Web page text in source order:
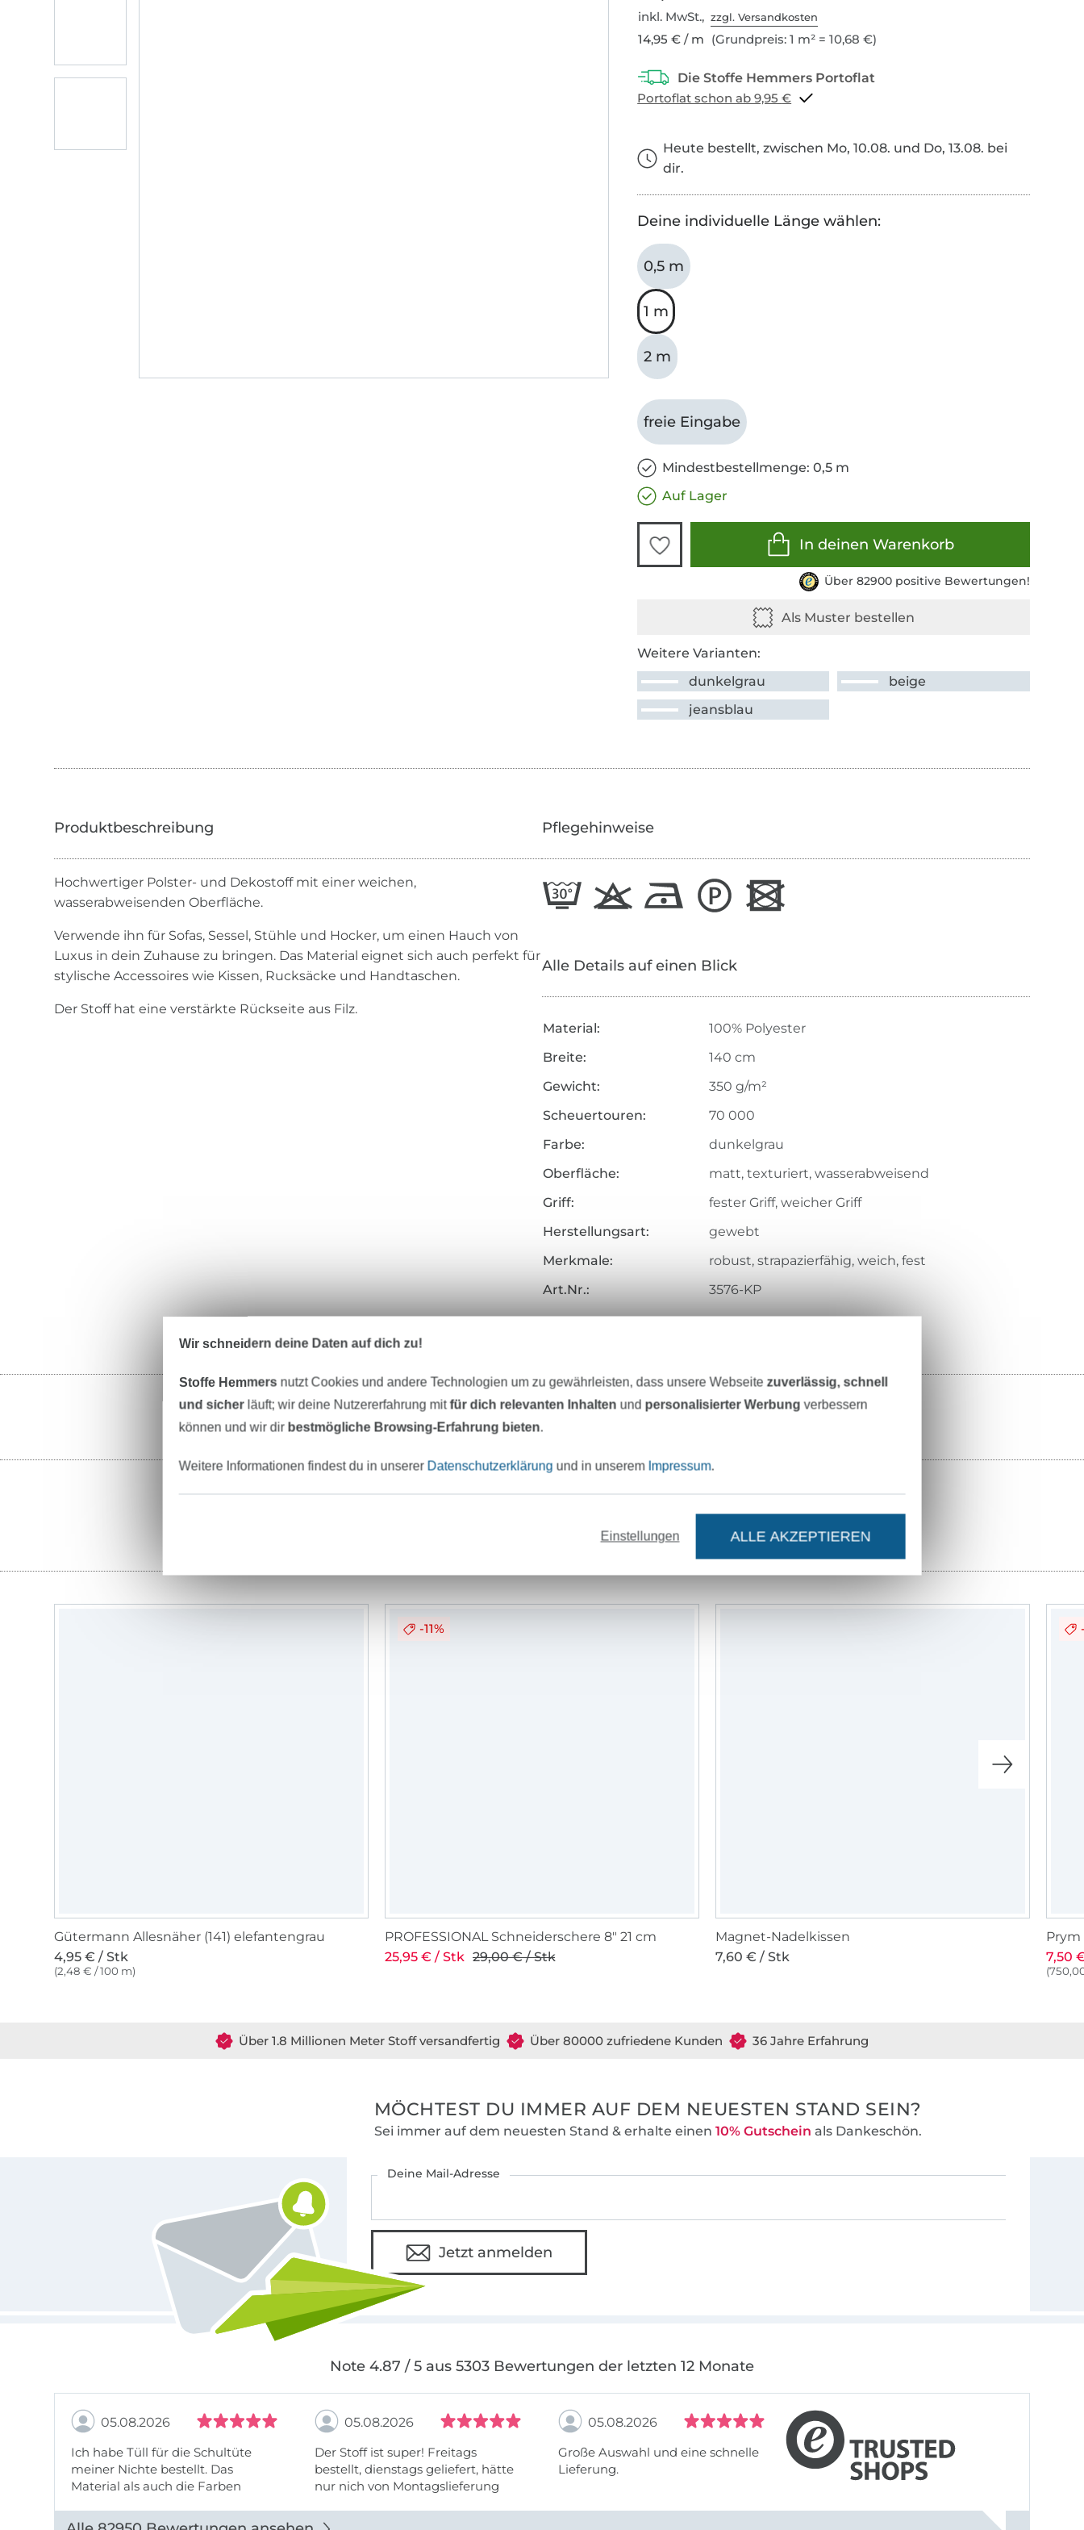
inkl. MwSt.,zzgl. Versandkosten
14,95 € / m (Grundpreis: 1 m² = 10,68 €)
Portoflat schon ab 9,95 €
Heute bestellt, zwischen Mo, 10.08. und Do, 13.08. bei
dir.
Deine individuelle Länge wählen:
0,5 m
1 m
2 m
freie Eingabe
Mindestbestellmenge: 0,5 m
Auf Lager
In deinen Warenkorb
Über 82900 positive Bewertungen!
Weitere Varianten:
dunkelgrau
beige
jeansblau
Hochwertiger Polster- und Dekostoff mit einer weichen,
wasserabweisenden Oberfläche.
Verwende ihn für Sofas, Sessel, Stühle und Hocker, um einen Hauch von
Luxus in dein Zuhause zu bringen. Das Material eignet sich auch perfekt für
stylische Accessoires wie Kissen, Rucksäcke und Handtaschen.
Der Stoff hat eine verstärkte Rückseite aus Filz.
Pflegehinweise
Alle Details auf einen Blick
Material:
100% Polyester
Breite:
140 cm
Gewicht:
350 g/m²
Scheuertouren:
70 000
Farbe:
dunkelgrau
Oberfläche:
matt, texturiert, wasserabweisend
Griff:
fester Griff, weicher Griff
Herstellungsart:
gewebt
Merkmale:
robust, strapazierfähig, weich, fest
Art.Nr.:
3576-KP
Unser Tipp: Das passt dazu
Schnittmuster
Gütermann Allesnäher (141) elefantengrau
4,95 € / Stk
(2,48 € / 100 m)
-11%
PROFESSIONAL Schneiderschere 8" 21 cm
25,95 € / Stk 29,00 € / Stk
Magnet-Nadelkissen
7,60 € / Stk
7,50
Über 1.8 Millionen Meter Stoff versandfertig Über 80000 zufriedene Kunden 36 Jahre Erfahrung
MÖCHTEST DU IMMER AUF DEM NEUESTEN STAND SEIN?
Sei immer auf dem neuesten Stand & erhalte einen 10% Gutschein als Dankeschön.
Deine Mail-Adresse
Jetzt anmelden
Note 4.87 / 5 aus 5303 Bewertungen der letzten 12 Monate
05.08.2026
Ich habe Tüll für die Schultüte
meiner Nichte bestellt. Das
Material als auch die Farben
Abbildung u sieht toll aus. Die
05.08.2026
Der Stoff ist super! Freitags
bestellt, dienstags geliefert, hätte
nur nich von Montagslieferung
05.08.2026
Große Auswahl und eine schnelle
Lieferung.
Wir schneidern deine Daten auf dich zu!
Stoffe Hemmers nutzt Cookies und andere Technologien um zu gewährleisten, dass unsere Webseitezuverlässig, schnell
und sicherläuft; wir deine Nutzererfahrung mitfür dich relevanten Inhalten und personalisierter Werbung verbessern
können und wir dir bestmögliche Browsing-Erfahrung bieten.
Weitere Informationen findest du in unserer Datenschutzerklärung und in unserem Impressum.
Einstellungen ALLE AKZEPTIEREN